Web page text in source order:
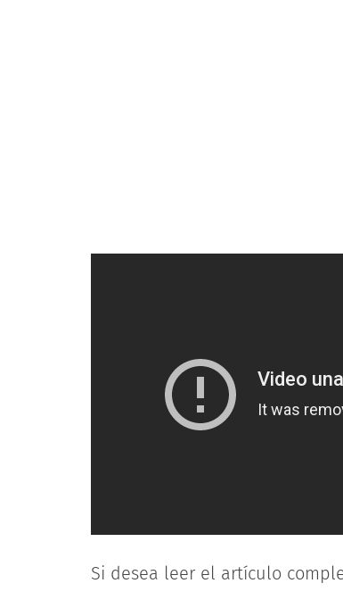
Si desea leer el artículo